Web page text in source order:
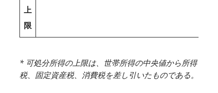
上
限
* 可処分所得の上限は、世帯所得の中央値から所得
税、固定資産税、消費税を差し引いたものである。